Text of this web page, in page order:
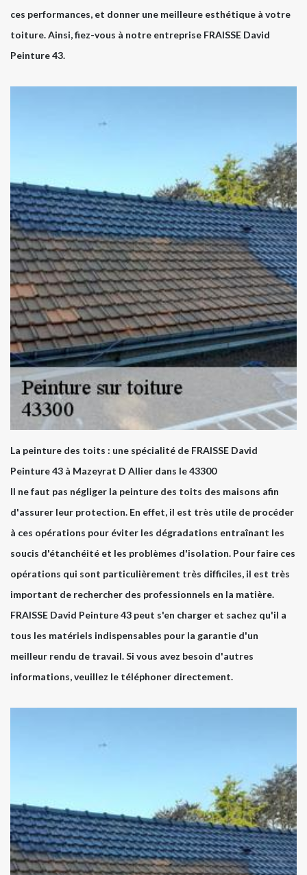
ces performances, et donner une meilleure esthétique à votre
toiture. Ainsi, fiez-vous à notre entreprise FRAISSE David
Peinture 43.
La peinture des toits : une spécialité de FRAISSE David
Peinture 43 à Mazeyrat D Allier dans le 43300
Il ne faut pas négliger la peinture des toits des maisons afin
d'assurer leur protection. En effet, il est très utile de procéder
à ces opérations pour éviter les dégradations entraînant les
soucis d'étanchéité et les problèmes d'isolation. Pour faire ces
opérations qui sont particulièrement très difficiles, il est très
important de rechercher des professionnels en la matière.
FRAISSE David Peinture 43 peut s'en charger et sachez qu'il a
tous les matériels indispensables pour la garantie d'un
meilleur rendu de travail. Si vous avez besoin d'autres
informations, veuillez le téléphoner directement.